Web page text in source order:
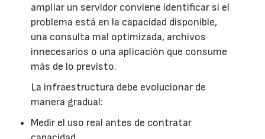
ampliar un servidor conviene identificar si el
problema está en la capacidad disponible,
una consulta mal optimizada, archivos
innecesarios o una aplicación que consume
más de lo previsto.
La infraestructura debe evolucionar de
manera gradual:
Medir el uso real antes de contratar